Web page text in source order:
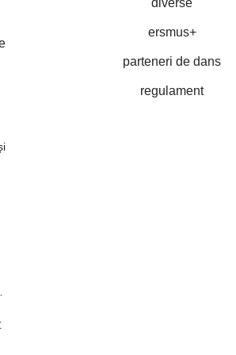
diverse
ersmus+
parteneri de dans
regulament